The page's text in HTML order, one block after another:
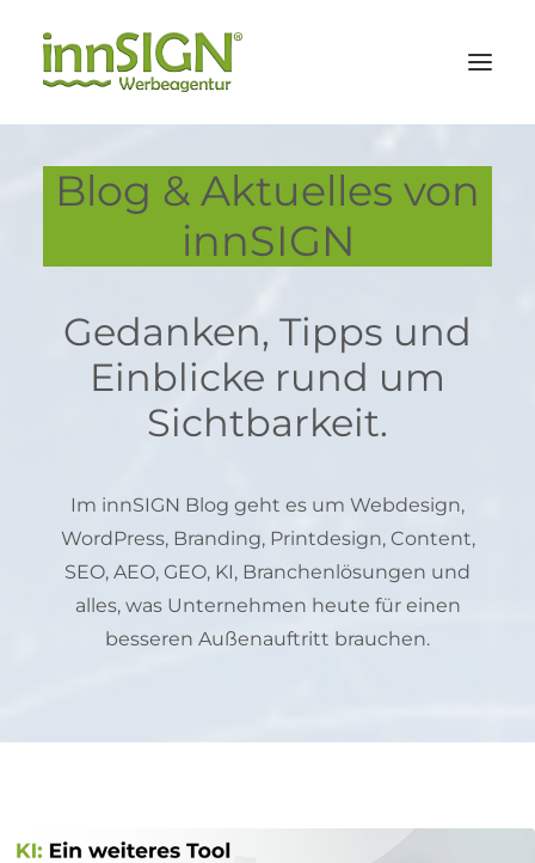
Leistungen
Agentur
KONTAKT
Blog & Aktuelles von
innSIGN
Gedanken, Tipps und
Einblicke rund um
Sichtbarkeit.
Im innSIGN Blog geht es um Webdesign,
WordPress, Branding, Printdesign, Content,
SEO, AEO, GEO, KI, Branchenlösungen und
alles, was Unternehmen heute für einen
besseren Außenauftritt brauchen.